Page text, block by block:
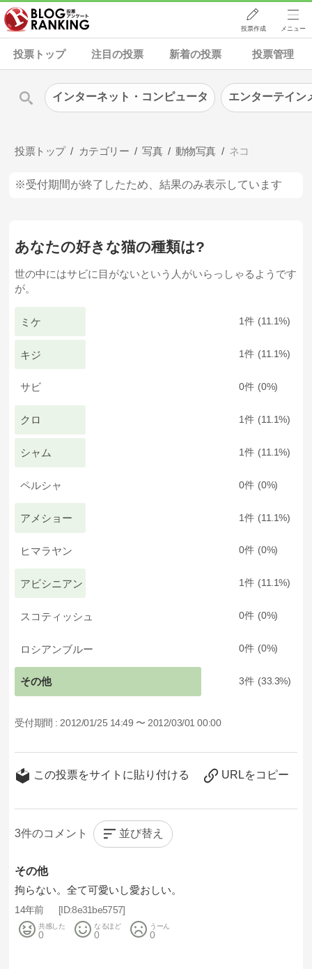
投票作成 メニュー
投票トップ 注目の投票 新着の投票 投票管理
投票トップ カテゴリー 写真 動物写真 ネコ
※受付期間が終了したため、結果のみ表示しています
あなたの好きな猫の種類は?
世の中にはサビに目がないという人がいらっしゃるようです
が。
ミケ 1 11.1
キジ 1 11.1
サビ 0 0
クロ 1 11.1
シャム 1 11.1
ペルシャ 0 0
アメショー 1 11.1
ヒマラヤン 0 0
アビシニアン 1 11.1
スコティッシュ 0 0
ロシアンブルー 0 0
その他 3 33.3
受付期間 : 2012/01/25 14:49 〜 2012/03/01 00:00
この投票をサイトに貼り付ける URLをコピー
3 並び替え
その他
拘らない。全て可愛いし愛おしい。
14年前 8e31be5757
共感した
0
なるほど
0
うーん
0
インターネット・コンピュータ エンターテイン